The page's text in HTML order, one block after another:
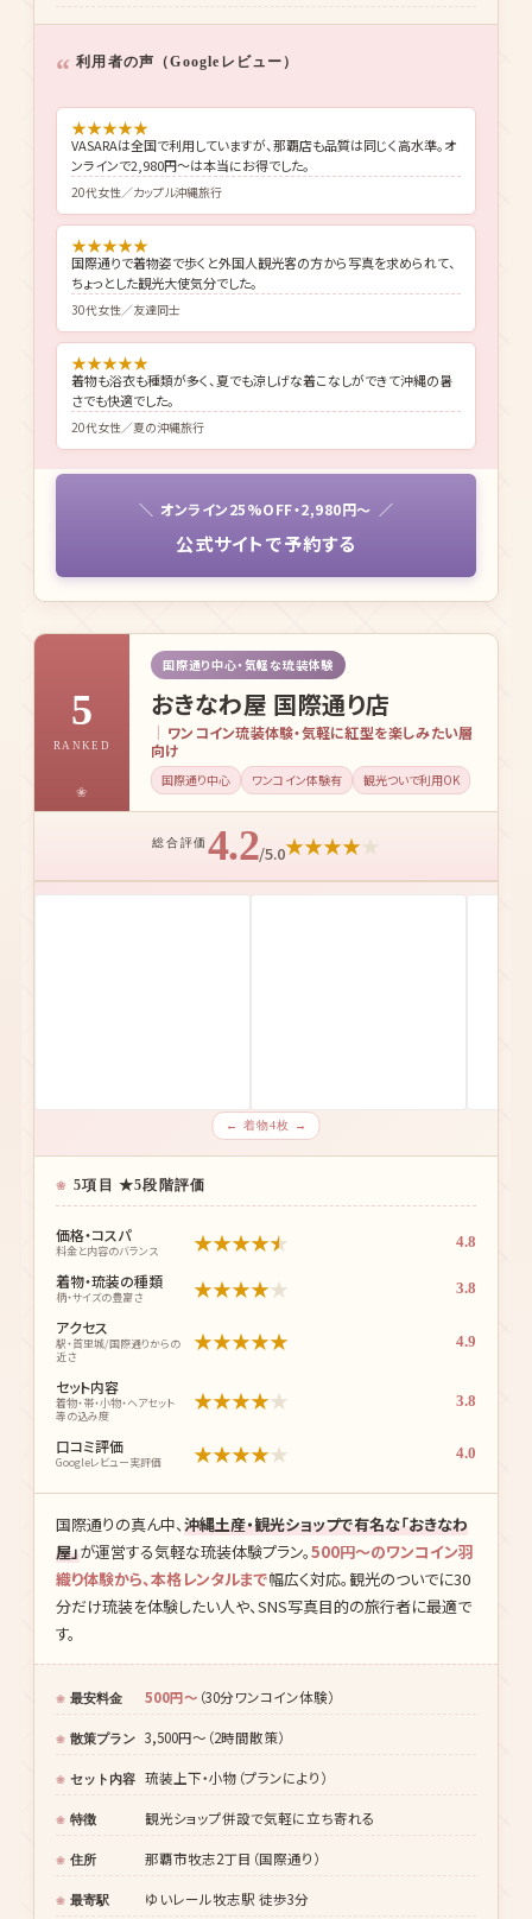
利用者の声（Googleレビュー）
★★★★★
VASARAは全国で利用していますが、那覇店も品質は同じく高水準。オ
ンラインで2,980円〜は本当にお得でした。
20代女性／カップル沖縄旅行
★★★★★
国際通りで着物姿で歩くと外国人観光客の方から写真を求められて、
ちょっとした観光大使気分でした。
30代女性／友達同士
★★★★★
着物も浴衣も種類が多く、夏でも涼しげな着こなしができて沖縄の暑
さでも快適でした。
20代女性／夏の沖縄旅行
オンライン25%OFF・2,980円〜
公式サイトで予約する
5
RANKED
国際通り中心・気軽な琉装体験
おきなわ屋 国際通り店
ワンコイン琉装体験・気軽に紅型を楽しみたい層
向け
国際通り中心 ワンコイン体験有 観光ついで利用OK
総合評価 4.2/5.0★★★★★
← 着物4枚 →
5項目 ★5段階評価
価格・コスパ
料金と内容のバランス ★★★★★ 4.8
着物・琉装の種類
柄・サイズの豊富さ ★★★★★ 3.8
アクセス
駅・首里城/国際通りからの
近さ
★★★★★ 4.9
セット内容
着物・帯・小物・ヘアセット
等の込み度
★★★★★ 3.8
口コミ評価
Googleレビュー実評価 ★★★★★ 4.0
国際通りの真ん中、沖縄土産・観光ショップで有名な「おきなわ
屋」が運営する気軽な琉装体験プラン。500円〜のワンコイン羽
織り体験から、本格レンタルまで幅広く対応。観光のついでに30
分だけ琉装を体験したい人や、SNS写真目的の旅行者に最適で
す。
最安料金 500円〜 （30分ワンコイン体験）
散策プラン 3,500円〜（2時間散策）
セット内容 琉装上下・小物（プランにより）
特徴 観光ショップ併設で気軽に立ち寄れる
住所 那覇市牧志2丁目（国際通り）
最寄駅 ゆいレール牧志駅 徒歩3分